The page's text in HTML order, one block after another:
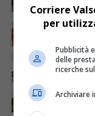
ATTUALITÀ
ATTUALITÀ
23ª
Corriere
per
Pubblicità
delle
ricerche
Archiviare